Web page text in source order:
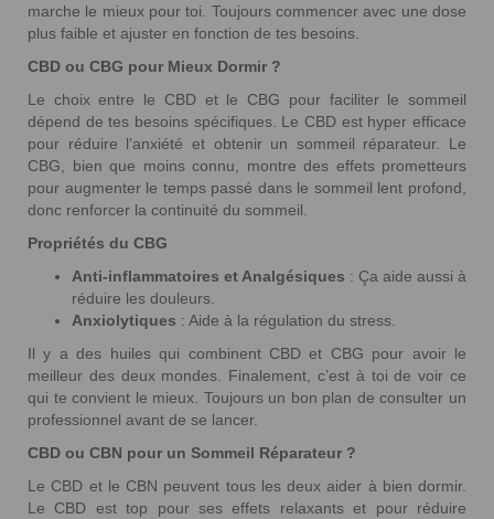
marche le mieux pour toi. Toujours commencer avec une dose
plus faible et ajuster en fonction de tes besoins.
CBD ou CBG pour Mieux Dormir ?
Le choix entre le CBD et le CBG pour faciliter le sommeil
dépend de tes besoins spécifiques. Le CBD est hyper efficace
pour réduire l’anxiété et obtenir un sommeil réparateur. Le
CBG, bien que moins connu, montre des effets prometteurs
pour augmenter le temps passé dans le sommeil lent profond,
donc renforcer la continuité du sommeil.
Propriétés du CBG
Anti-inflammatoires et Analgésiques : Ça aide aussi à
réduire les douleurs.
Anxiolytiques : Aide à la régulation du stress.
Il y a des huiles qui combinent CBD et CBG pour avoir le
meilleur des deux mondes. Finalement, c’est à toi de voir ce
qui te convient le mieux. Toujours un bon plan de consulter un
professionnel avant de se lancer.
CBD ou CBN pour un Sommeil Réparateur ?
Le CBD et le CBN peuvent tous les deux aider à bien dormir.
Le CBD est top pour ses effets relaxants et pour réduire